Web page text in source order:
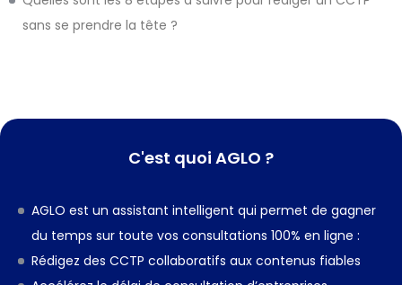
sans se prendre la tête ?
C'est quoi AGLO ?
AGLO est un assistant intelligent qui permet de gagner
du temps sur toute vos consultations 100% en ligne :
Rédigez des CCTP collaboratifs aux contenus fiables